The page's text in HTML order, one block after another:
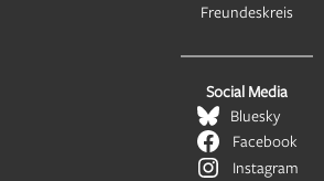
Freundeskreis
Social Media
Bluesky
Facebook
Instagram